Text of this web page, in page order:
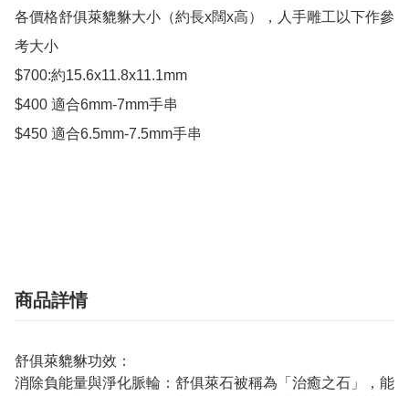
各價格舒俱萊貔貅大小（約長x闊x高），人手雕工以下作參
考大小
$700:約15.6x11.8x11.1mm
$400 適合6mm-7mm手串
$450 適合6.5mm-7.5mm手串
商品詳情
舒俱萊貔貅功效：
消除負能量與淨化脈輪：舒俱萊石被稱為「治癒之石」，能